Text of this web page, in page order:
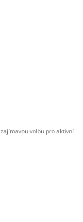
zajímavou volbu pro aktivní